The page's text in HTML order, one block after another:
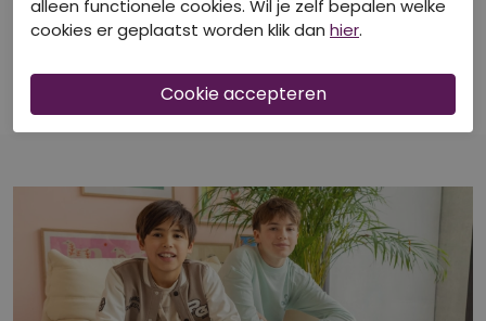
RAVAGIO
Overhemden
€ 24,99
RAVAGIO
Overhemden
€ 24,99
alleen functionele cookies. Wil je zelf bepalen welke
cookies er geplaatst worden klik dan hier.